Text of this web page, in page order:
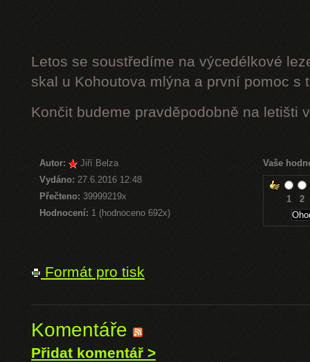
Letos se soustředíme na výcedélkové
skal u Kohoutova mlýna a první pomoc s
Končit budeme pravděpodobně na letišti
Autor:
Jiří Belza
Vydáno: 27.6.2016 12:48
Přečteno:39999219x
Hodnocení: 1 (hodnoceno 692x)
Vaše
1 2
Formát pro tisk
Komentáře
Přidat komentář >